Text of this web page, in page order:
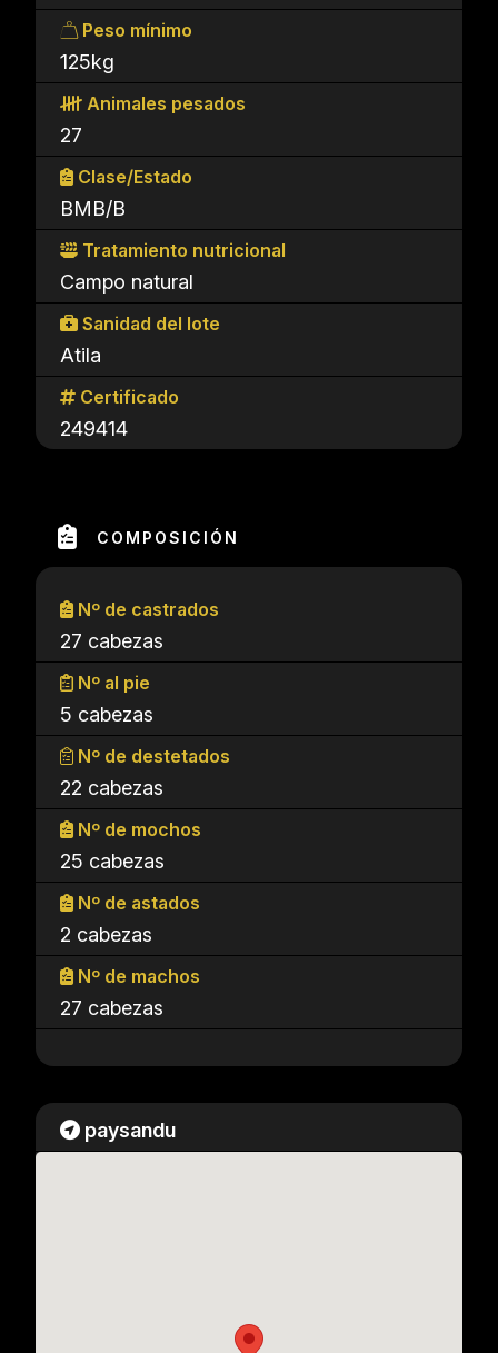
Peso mínimo
125kg
Animales pesados
27
Clase/Estado
BMB/B
Tratamiento nutricional
Campo natural
Sanidad del lote
Atila
Certificado
249414
COMPOSICIÓN
Nº de castrados
27 cabezas
Nº al pie
5 cabezas
Nº de destetados
22 cabezas
Nº de mochos
25 cabezas
Nº de astados
2 cabezas
Nº de machos
27 cabezas
paysandu